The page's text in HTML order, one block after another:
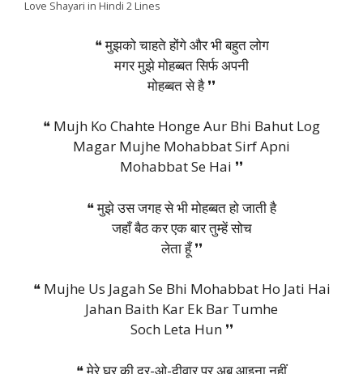
Love Shayari in Hindi 2 Lines
❝ मुझको चाहते होंगे और भी बहुत लोग
मगर मुझे मोहब्बत सिर्फ अपनी
मोहब्बत से है ❜❜
❝ Mujh Ko Chahte Honge Aur Bhi Bahut Log
Magar Mujhe Mohabbat Sirf Apni
Mohabbat Se Hai ❜❜
❝ मुझे उस जगह से भी मोहब्बत हो जाती है
जहाँ बैठ कर एक बार तुम्हें सोच
लेता हूँ ❜❜
❝ Mujhe Us Jagah Se Bhi Mohabbat Ho Jati Hai
Jahan Baith Kar Ek Bar Tumhe
Soch Leta Hun ❜❜
❝ मेरे घर की दर-ओ-दीवार पर अब आइना नहीं